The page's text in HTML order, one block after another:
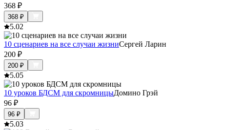
368 ₽
368 ₽
5.02
10 сценариев на все случаи жизниСергей Ларин
200 ₽
200 ₽
5.05
10 уроков БДСМ для скромницыДомино Грэй
96 ₽
96 ₽
5.03